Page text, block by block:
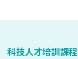
科技人才培訓課程